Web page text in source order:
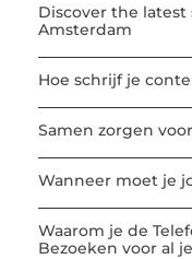
Discover the
Amsterdam
Hoe schrijf je
Samen zorgen
Wanneer moet je
Waarom je de
Bezoeken voor al